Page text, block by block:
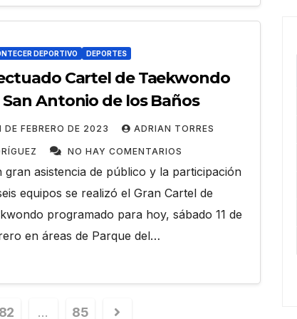
DEPORTIVO DEPORTES
Cartel de Taekwondo
San Antonio de los Baños
DE FEBRERO DE 2023 ADRIAN TORRES
NO HAY COMENTARIOS
gran asistencia de público y la participación
equipos se realizó el Gran Cartel de
programado para hoy, sábado 11 de
en áreas de Parque del…
82 … 85